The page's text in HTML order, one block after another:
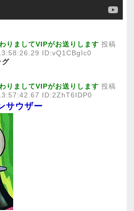
りましてVIPがお送りします 投稿
ID:vQ1CBgIc0
グ
りましてVIPがお送りします 投稿
ID:2ZhT6IDP0
サウザー